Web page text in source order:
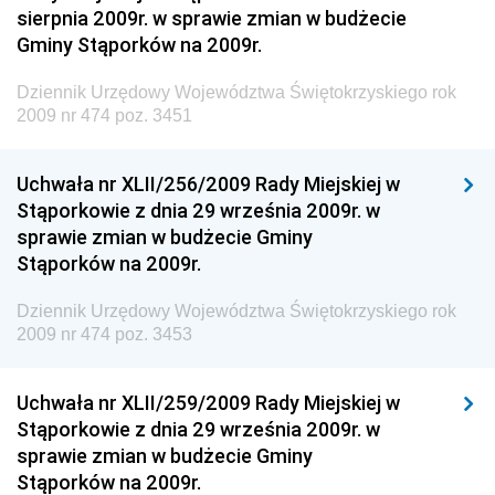
Dziennik Urzędowy Ministerstwa Administracji i
Gospodarki Przestrzennej
Dziennik Urzędowy Unii Europejskiej, L
Dziennik Urzędowy Ministerstwa Komunikacji
Chemicznego i Lekkiego
Dziennik Urzędowy Ministerstwa Rolnictwa i
Gospodarki Żywnościowej
Społecznej
Dziennik Urzędowy Ministra Cyfryzacji
Dziennik Urzędowy Ministra Infrastruktury i
Budownictwa
Dziennik Urzędowy Ministra Gospodarki Morskiej i
sierpnia 2009r. w sprawie zmian w budżecie
Gminy Stąporków na 2009r.
Dziennik Urzędowy Województwa Świętokrzyskiego rok
2009 nr 474 poz. 3451
Uchwała nr XLII/256/2009 Rady Miejskiej w
Stąporkowie z dnia 29 września 2009r. w
sprawie zmian w budżecie Gminy
Stąporków na 2009r.
Dziennik Urzędowy Województwa Świętokrzyskiego rok
2009 nr 474 poz. 3453
Uchwała nr XLII/259/2009 Rady Miejskiej w
Stąporkowie z dnia 29 września 2009r. w
sprawie zmian w budżecie Gminy
Stąporków na 2009r.